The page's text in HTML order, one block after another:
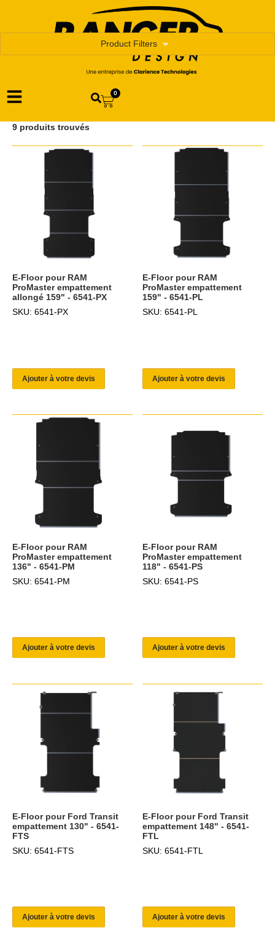
0
Product Filters
9 produits trouvés
E-Floor pour RAM
ProMaster empattement
allongé 159" - 6541-PX
SKU: 6541-PX
Ajouter à votre devis
E-Floor pour RAM
ProMaster empattement
159" - 6541-PL
SKU: 6541-PL
Ajouter à votre devis
E-Floor pour RAM
ProMaster empattement
136" - 6541-PM
SKU: 6541-PM
Ajouter à votre devis
E-Floor pour RAM
ProMaster empattement
118" - 6541-PS
SKU: 6541-PS
Ajouter à votre devis
E-Floor pour Ford Transit
empattement 130" - 6541-
FTS
SKU: 6541-FTS
Ajouter à votre devis
E-Floor pour Ford Transit
empattement 148" - 6541-
FTL
SKU: 6541-FTL
Ajouter à votre devis